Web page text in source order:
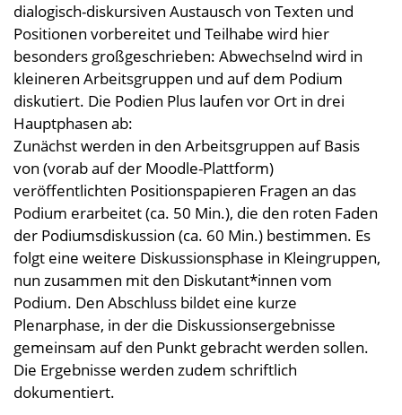
dialogisch-diskursiven Austausch von Texten und
Positionen vorbereitet und Teilhabe wird hier
besonders großgeschrieben: Abwechselnd wird in
kleineren Arbeitsgruppen und auf dem Podium
diskutiert. Die Podien Plus laufen vor Ort in drei
Hauptphasen ab:
Zunächst werden in den Arbeitsgruppen auf Basis
von (vorab auf der Moodle-Plattform)
veröffentlichten Positionspapieren Fragen an das
Podium erarbeitet (ca. 50 Min.), die den roten Faden
der Podiumsdiskussion (ca. 60 Min.) bestimmen. Es
folgt eine weitere Diskussionsphase in Kleingruppen,
nun zusammen mit den Diskutant*innen vom
Podium. Den Abschluss bildet eine kurze
Plenarphase, in der die Diskussionsergebnisse
gemeinsam auf den Punkt gebracht werden sollen.
Die Ergebnisse werden zudem schriftlich
dokumentiert.